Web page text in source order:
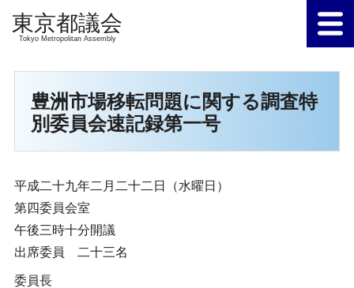
Tokyo Metropolitan Assembly
豊洲市場移転問題に関する調査特
別委員会速記録第一号
平成二十九年二月二十二日（水曜日）
第四委員会室
午後三時十分開議
出席委員 二十三名
委員長